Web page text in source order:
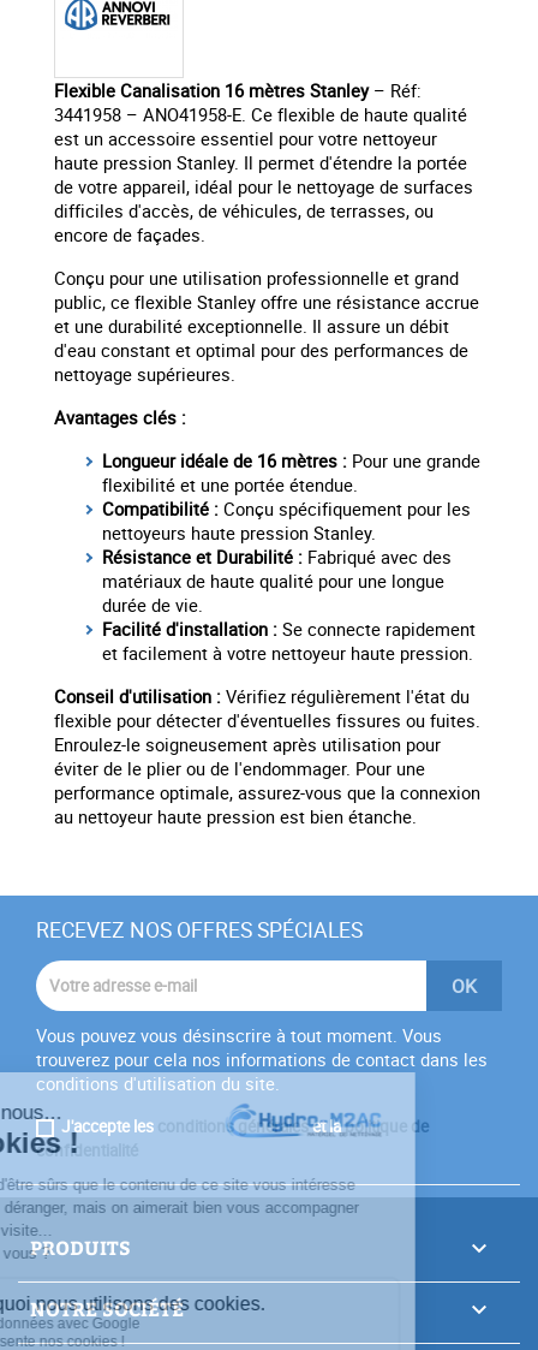
Flexible Canalisation 16 mètres Stanley– Réf:
3441958 – ANO41958-E. Ce flexible de haute qualité
est un accessoire essentiel pour votre nettoyeur
haute pression Stanley. Il permet d'étendre la portée
de votre appareil, idéal pour le nettoyage de surfaces
difficiles d'accès, de véhicules, de terrasses, ou
encore de façades.
Conçu pour une utilisation professionnelle et grand
public, ce flexible Stanley offre une résistance accrue
et une durabilité exceptionnelle. Il assure un débit
d'eau constant et optimal pour des performances de
nettoyage supérieures.
Avantages clés :
Longueur idéale de 16 mètres : Pour une grande
flexibilité et une portée étendue.
Compatibilité : Conçu spécifiquement pour les
nettoyeurs haute pression Stanley.
Résistance et Durabilité : Fabriqué avec des
matériaux de haute qualité pour une longue
durée de vie.
Facilité d'installation : Se connecte rapidement
et facilement à votre nettoyeur haute pression.
Conseil d'utilisation : Vérifiez régulièrement l'état du
flexible pour détecter d'éventuelles fissures ou fuites.
Enroulez-le soigneusement après utilisation pour
éviter de le plier ou de l'endommager. Pour une
performance optimale, assurez-vous que la connexion
au nettoyeur haute pression est bien étanche.
RECEVEZ NOS OFFRES SPÉCIALES
Vous pouvez vous désinscrire à tout moment. Vous
trouverez pour cela nos informations de contact dans les
conditions d'utilisation du site.
J'accepte les conditions généraleset lapolitique de
confidentialité
PRODUITS 
NOTRE SOCIÉTÉ 